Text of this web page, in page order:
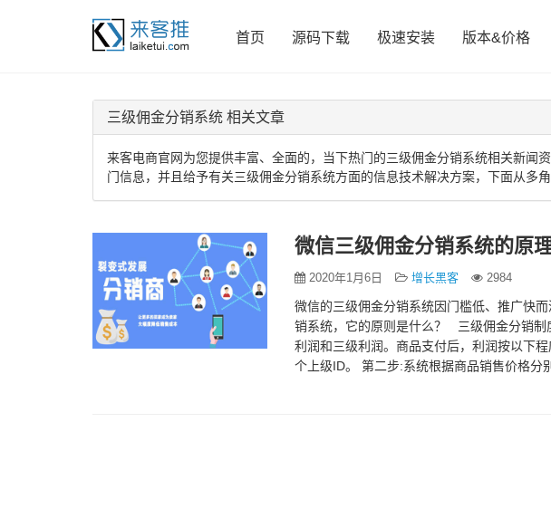
首页 源码下载 极速安装 版本&价格
三级佣金分销系统 相关文章
来客电商官网为您提供丰富、全面的，当下热门的三级佣金分销系统相关新闻
门信息，并且给予有关三级佣金分销系统方面的信息技术解决方案，下面从多
微信三级佣金分销系统的原
2020年1月6日 增长黑客 2984
微信的三级佣金分销系统因门槛低、推广快
销系统，它的原则是什么？ 三级佣金分销制
利润和三级利润。商品支付后，利润按以下
个上级ID。 第二步:系统根据商品销售价格分